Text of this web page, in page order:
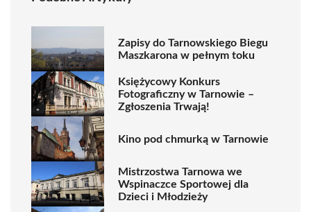
Zapisy do Tarnowskiego Biegu
Maszkarona w pełnym toku
Księżycowy Konkurs
Fotograficzny w Tarnowie –
Zgłoszenia Trwają!
Kino pod chmurką w Tarnowie
Mistrzostwa Tarnowa we
Wspinaczce Sportowej dla
Dzieci i Młodzieży